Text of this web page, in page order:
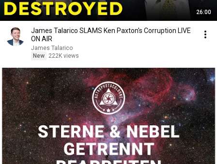
26:00
James Talarico SLAMS Ken Paxton's Corruption LIVE
ON AIR
James Talarico
New
222K views